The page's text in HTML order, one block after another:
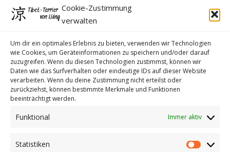
Cookie-Zustimmung
verwalten
Um dir ein optimales Erlebnis zu bieten, verwenden wir Technologien
wie Cookies, um Geräteinformationen zu speichern und/oder darauf
zuzugreifen. Wenn du diesen Technologien zustimmst, können wir
Daten wie das Surfverhalten oder eindeutige IDs auf dieser Website
verarbeiten. Wenn du deine Zustimmung nicht erteilst oder
zurückziehst, können bestimmte Merkmale und Funktionen
beeinträchtigt werden.
Funktional Immer aktiv
Statistiken
Erste Autofahrt
Datenschutzerklärung